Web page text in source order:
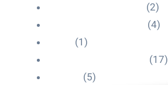
(2)
(4)
(1)
(17)
(5)